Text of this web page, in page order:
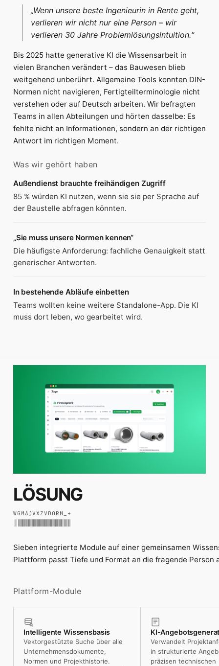
„Wenn unsere beste Ingenieurin in Rente geht,
verlieren wir nicht nur eine Person – wir
verlieren 30 Jahre Problemlösungsintuition.“
Bis 2025 hatte generative KI die Wissensarbeit in
vielen Branchen verändert – das Bauwesen blieb
weitgehend unberührt. Allgemeine Tools konnten DIN-
Normen nicht navigieren, Fertigteilterminologie nicht
verstehen oder auf Deutsch arbeiten. Wir befragten
Teams in allen Abteilungen und hörten dasselbe: Es
fehlte nicht an Informationen, sondern an der richtigen
Antwort im richtigen Moment.
Was wir gehört haben
Außendienst brauchte freihändigen Zugriff
85 % würden KI nutzen, wenn sie sie per Sprache auf
der Baustelle abfragen könnten.
„Sie muss unsere Normen kennen“
Die häufigste Anforderung: fachliche Genauigkeit statt
generischer Antworten.
In bestehende Abläufe einbetten
Teams wollten keine weitere Standalone-App. Die KI
muss dort leben, wo gearbeitet wird.
LÖSUNG
WG MA )VX ZV D O R M +
Sieben integrierte Module auf einer gemeinsamen
Plattform passt Tiefe und Format an die fragende
Plattform-Module
Intelligente Wissensbasis
Vektorgestützte Suche über alle
Unternehmensdokumente,
Normen und Projekthistorie.
KI-
Verwandelt
in strukturierte
präzisen technischen